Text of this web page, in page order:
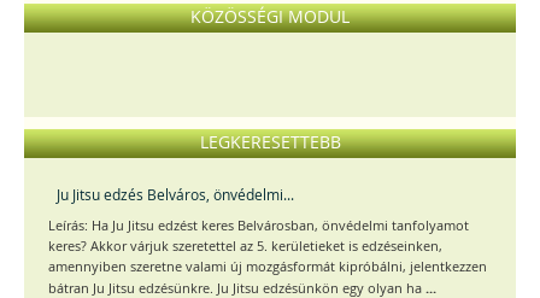
KÖZÖSSÉGI MODUL
LEGKERESETTEBB
Ju Jitsu edzés Belváros, önvédelmi...
Leírás: Ha Ju Jitsu edzést keres Belvárosban, önvédelmi tanfolyamot
keres? Akkor várjuk szeretettel az 5. kerületieket is edzéseinken,
amennyiben szeretne valami új mozgásformát kipróbálni, jelentkezzen
bátran Ju Jitsu edzésünkre. Ju Jitsu edzésünkön egy olyan ha ...